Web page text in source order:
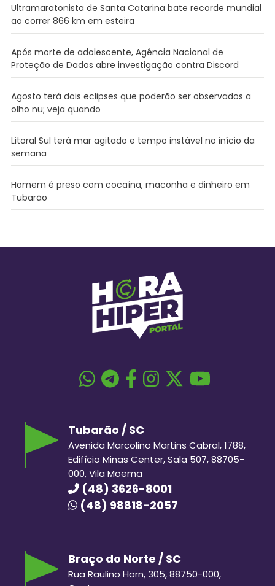
Ultramaratonista de Santa Catarina bate recorde mundial
ao correr 866 km em esteira
Após morte de adolescente, Agência Nacional de
Proteção de Dados abre investigação contra Discord
Agosto terá dois eclipses que poderão ser observados a
olho nu; veja quando
Litoral Sul terá mar agitado e tempo instável no início da
semana
Homem é preso com cocaína, maconha e dinheiro em
Tubarão
Tubarão / SC
Avenida Marcolino Martins Cabral, 1788,
Edifício Minas Center, Sala 507, 88705-
000, Vila Moema
(48) 3626-8001
(48) 98818-2057
Braço do Norte / SC
Rua Raulino Horn, 305, 88750-000,